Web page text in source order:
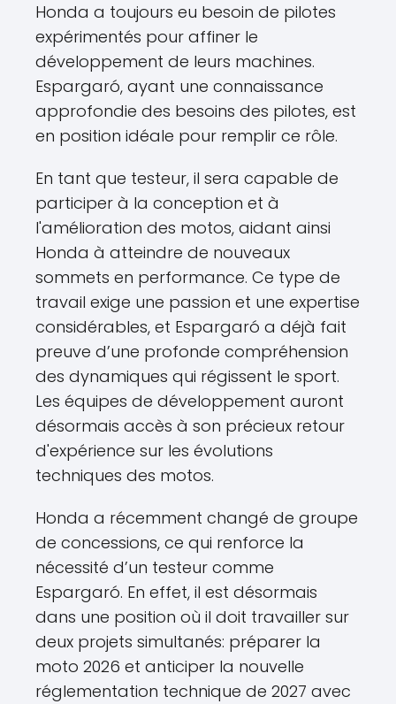
Honda a toujours eu besoin de pilotes
expérimentés pour affiner le
développement de leurs machines.
Espargaró, ayant une connaissance
approfondie des besoins des pilotes, est
en position idéale pour remplir ce rôle.
En tant que testeur, il sera capable de
participer à la conception et à
l'amélioration des motos, aidant ainsi
Honda à atteindre de nouveaux
sommets en performance. Ce type de
travail exige une passion et une expertise
considérables, et Espargaró a déjà fait
preuve d’une profonde compréhension
des dynamiques qui régissent le sport.
Les équipes de développement auront
désormais accès à son précieux retour
d'expérience sur les évolutions
techniques des motos.
Honda a récemment changé de groupe
de concessions, ce qui renforce la
nécessité d’un testeur comme
Espargaró. En effet, il est désormais
dans une position où il doit travailler sur
deux projets simultanés: préparer la
moto 2026 et anticiper la nouvelle
réglementation technique de 2027 avec